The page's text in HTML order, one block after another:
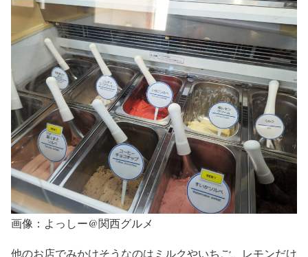
画像：よっしー@関西グルメ
他のお店でみかけそうなのはミルクやいちご、レモンだけ